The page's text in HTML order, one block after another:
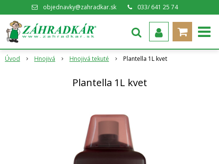
objednavky@zahradkar.sk 033/ 641 25 74
Úvod Hnojivá Hnojivá tekuté Plantella 1L kvet
Plantella 1L kvet